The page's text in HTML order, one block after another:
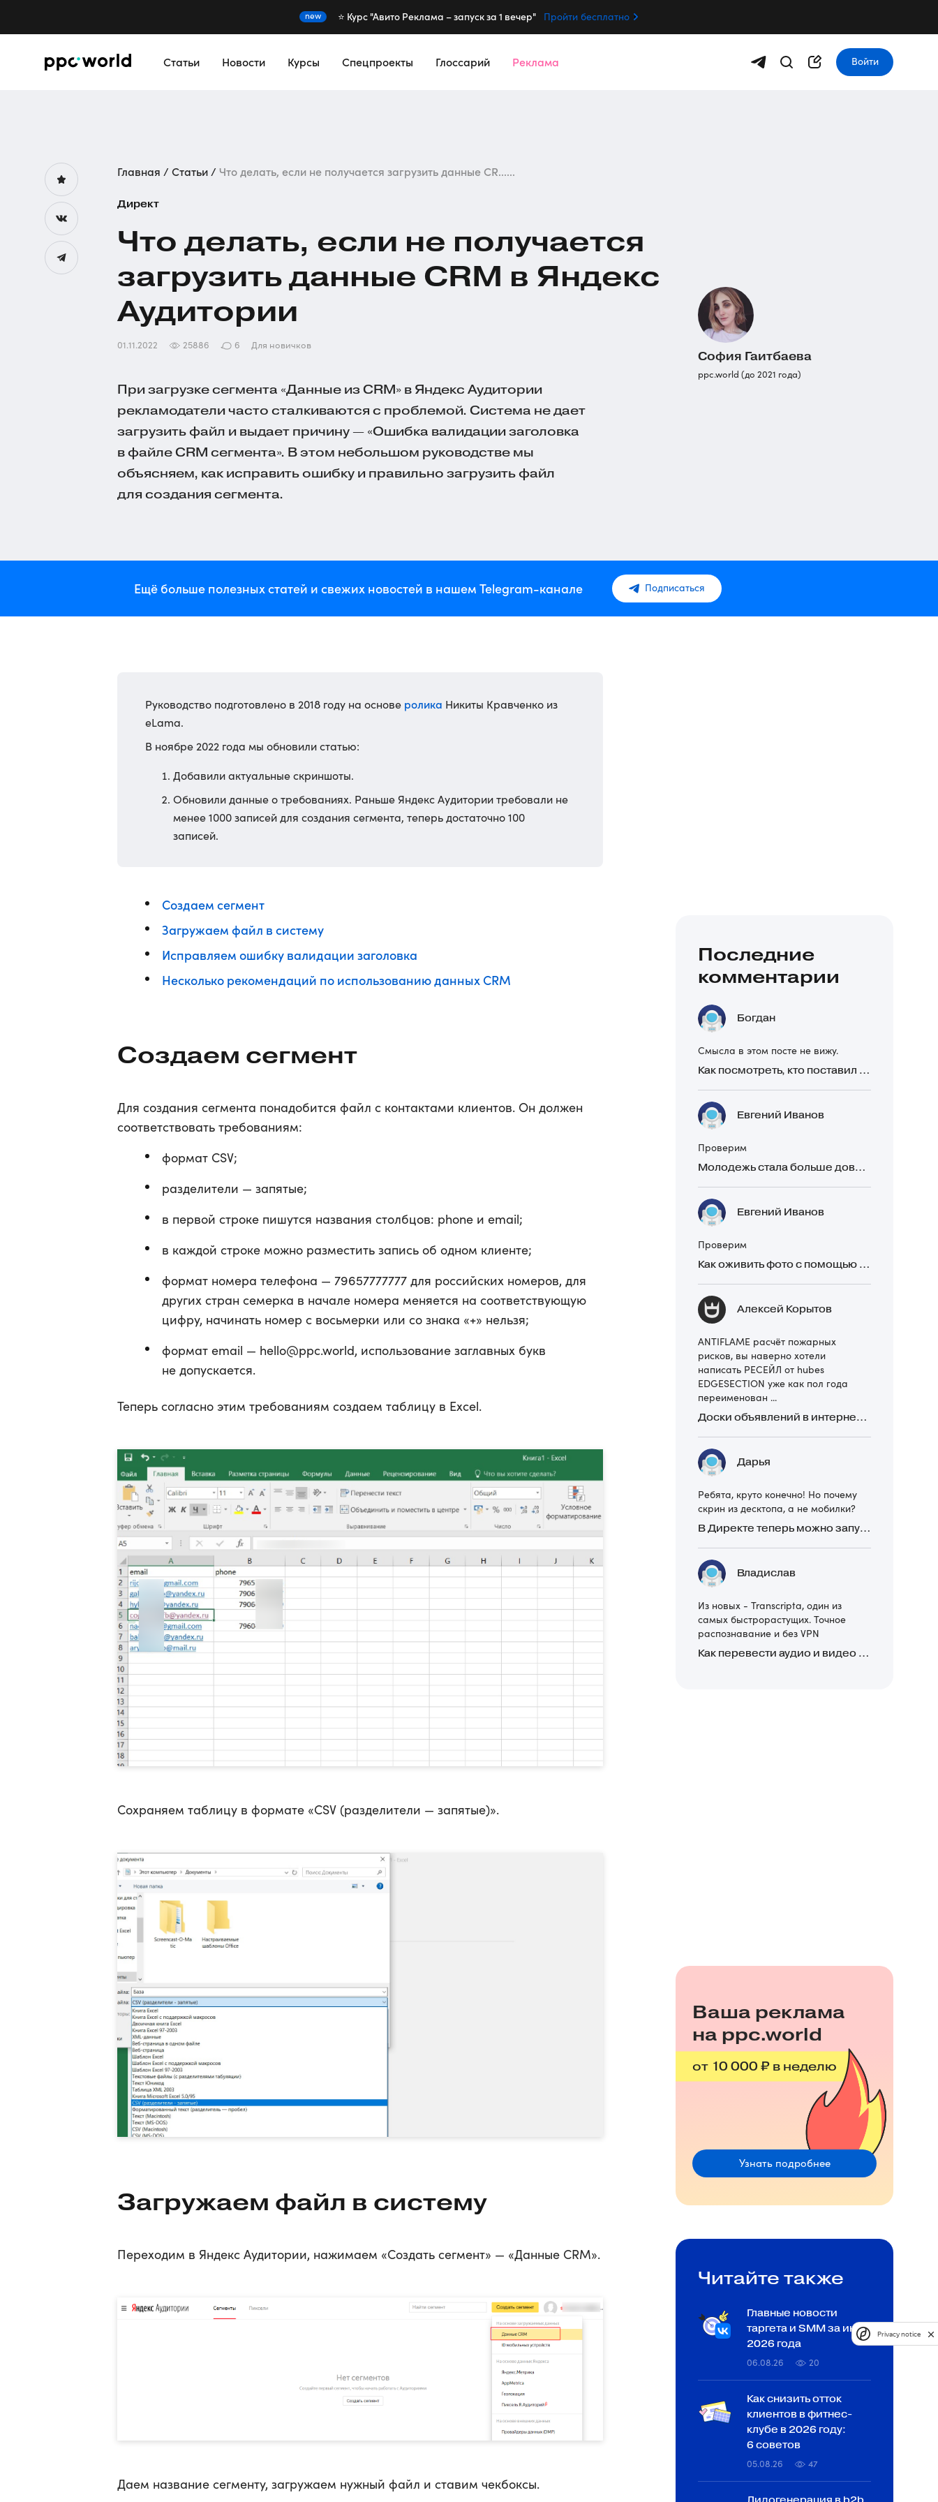
new ⭐️ Курс "Авито Реклама – запуск за 1 вечер" Пройти бесплатно
Статьи Новости Курсы Спецпроекты Глоссарий Реклама Войти
Главная Статьи Что делать, если не получается загрузить данные CR......
Директ
Что делать, если не получается
загрузить данные CRM в Яндекс
Аудитории
01.11.2022 25886 6 Для новичков
При загрузке сегмента «Данные из CRM» в Яндекс Аудитории
рекламодатели часто сталкиваются с проблемой. Система не дает
загрузить файл и выдает причину — «Ошибка валидации заголовка
в файле CRM сегмента». В этом небольшом руководстве мы
объясняем, как исправить ошибку и правильно загрузить файл
для создания сегмента.
София Гаитбаева
ppc.world (до 2021 года)
Ещё больше полезных статей и свежих новостей в нашем Telegram-канале Подписаться
Руководство подготовлено в 2018 году на основе ролика Никиты Кравченко из
eLama.
В ноябре 2022 года мы обновили статью:
Добавили актуальные скриншоты.
Обновили данные о требованиях. Раньше Яндекс Аудитории требовали не
менее 1000 записей для создания сегмента, теперь достаточно 100
записей.
Создаем сегмент
Загружаем файл в систему
Исправляем ошибку валидации заголовка
Несколько рекомендаций по использованию данных CRM
Создаем сегмент
Для создания сегмента понадобится файл с контактами клиентов. Он должен
соответствовать требованиям:
формат CSV;
разделители — запятые;
в первой строке пишутся названия столбцов: phone и email;
в каждой строке можно разместить запись об одном клиенте;
формат номера телефона — 79657777777 для российских номеров, для
других стран семерка в начале номера меняется на соответствующую
цифру, начинать номер с восьмерки или со знака «+» нельзя;
формат email — hello@ppc.world, использование заглавных букв
не допускается.
Теперь согласно этим требованиям создаем таблицу в Excel.
Сохраняем таблицу в формате «CSV (разделители — запятые)».
Загружаем файл в систему
Переходим в Яндекс Аудитории, нажимаем «Создать сегмент» — «Данные CRM».
Даем название сегменту, загружаем нужный файл и ставим чекбоксы.
Последние
комментарии
Богдан
Смысла в этом посте не вижу.
Как посмотреть, кто поставил реакцию в Telegram
Евгений Иванов
Проверим
Молодежь стала больше доверять рекомендациям в закрытых Telegram-чатах, чем официальной рекламе
Евгений Иванов
Проверим
Как оживить фото с помощью нейросетей в 2026 году: 17 бесплатных онлайн-сервисов, приложений и ботов
Алексей Корытов
ANTIFLAME расчёт пожарных
рисков, вы наверно хотели
написать РЕСЕЙЛ от hubes
EDGESECTION уже как пол года
переименован ...
Доски объявлений в интернете: какие лучше и безопаснее? Сравниваем 5 популярных
Дарья
Ребята, круто конечно! Но почему
скрин из десктопа, а не мобилки?
В Директе теперь можно запускать Премиум-билборд для мобильных устройств
Владислав
Из новых - Transcripta, один из
самых быстрорастущих. Точное
распознавание и без VPN
Как перевести аудио и видео в текст: обзор 24 нейросетей, программ и сервисов для транскрибации
Ваша реклама
на ppc.world
от 10 000 ₽ в неделю
Узнать подробнее
Читайте также
Главные новости
таргета и SMM за июль
2026 года
06.08.26 20
Как снизить отток
клиентов в фитнес-
клубе в 2026 году:
6 советов
05.08.26 47
Privacy notice